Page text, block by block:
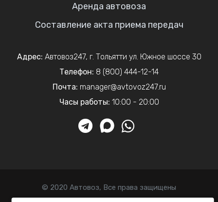
Аренда автовоза
Составление акта приема передач
Адрес: Автовоз247, г. Тольятти ул. Южное шоссе 30
Телефон: 8 (800) 444-12-14
Почта: manager@avtovoz247.ru
Часы работы: 10:00 - 20:00
© 2020 Автовоз, Все права защищены